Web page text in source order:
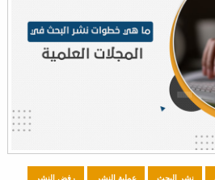
نشر البحث عملية النشر رفض النشر